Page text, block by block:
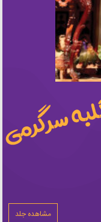
مشاهده جلد